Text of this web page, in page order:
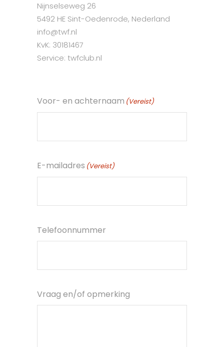
Nijnselseweg 26
5492 HE Sint-Oedenrode, Nederland
info@twf.nl
KvK: 30181467
Service: twfclub.nl
Voor- en achternaam (Vereist)
E-mailadres (Vereist)
Telefoonnummer
Vraag en/of opmerking